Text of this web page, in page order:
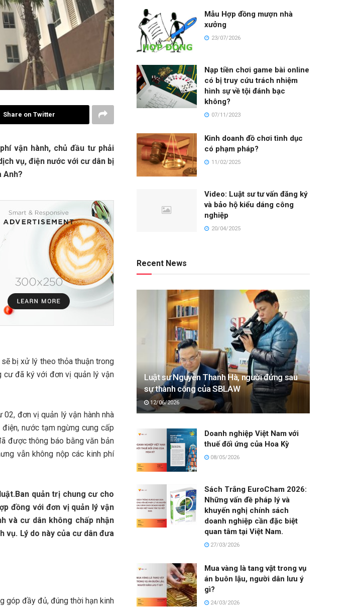
Share on Twitter
vận hành, chủ đầu tư phải
vụ, điện nước với cư dân bị
Anh?
bị xử lý theo thỏa thuận trong
cư đã ký với đơn vị quản lý vận
đơn vị quản lý vận hành nhà
nước tạm ngừng cung cấp
được thông báo bằng văn bản
vẫn không nộp các kinh phí
quản trị chung cư cho
đồng với đơn vị quản lý vận
và cư dân không chấp nhận
vụ. Lý do này của cư dân đưa
góp đầy đủ, đúng thời hạn kinh
Mẫu Hợp đồng mượn nhà
xưởng
23/07/2026
Nạp tiền chơi game bài online
có bị truy cứu trách nhiệm
hình sự về tội đánh bạc
không?
07/11/2023
Kinh doanh đồ chơi tình dục
có phạm pháp?
11/02/2025
Video: Luật sư tư vấn đăng ký
và bảo hộ kiểu dáng công
nghiệp
20/04/2025
Recent News
Luật sư Nguyễn Thanh Hà, người đứng sau
sự thành công của SBLAW
12/06/2026
Doanh nghiệp Việt Nam với
thuế đối ứng của Hoa Kỳ
08/05/2026
Sách Trắng EuroCham 2026:
Những vấn đề pháp lý và
khuyến nghị chính sách
doanh nghiệp cần đặc biệt
quan tâm tại Việt Nam.
27/03/2026
Mua vàng là tang vật trong vụ
án buôn lậu, người dân lưu ý
gì?
24/03/2026